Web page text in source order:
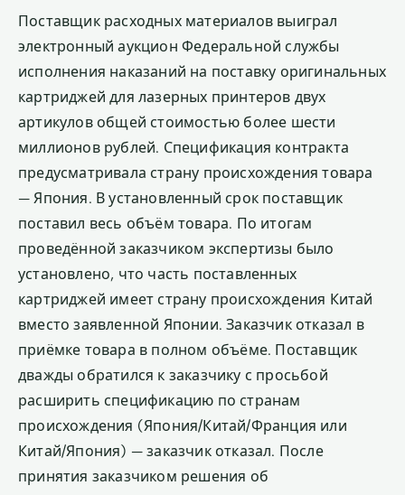
Поставщик расходных материалов выиграл
электронный аукцион Федеральной службы
исполнения наказаний на поставку оригинальных
картриджей для лазерных принтеров двух
артикулов общей стоимостью более шести
миллионов рублей. Спецификация контракта
предусматривала страну происхождения товара
— Япония. В установленный срок поставщик
поставил весь объём товара. По итогам
проведённой заказчиком экспертизы было
установлено, что часть поставленных
картриджей имеет страну происхождения Китай
вместо заявленной Японии. Заказчик отказал в
приёмке товара в полном объёме. Поставщик
дважды обратился к заказчику с просьбой
расширить спецификацию по странам
происхождения (Япония/Китай/Франция или
Китай/Япония) — заказчик отказал. После
принятия заказчиком решения об